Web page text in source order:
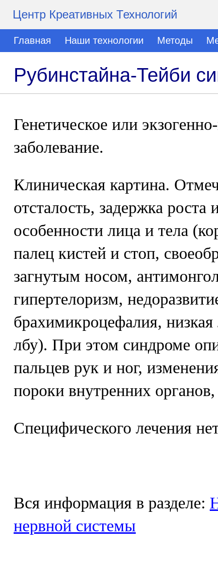
Центр Креативных Технологий
Главная Наши технологии Методы
Рубинстайна-Тейби
Генетическое или
заболевание.
Клиническая картина.
отсталость, задержка роста
особенности лица и тела
палец кистей и стоп,
загнутым носом,
гипертелоризм,
брахимикроцефалия,
лбу). При этом синдроме
пальцев рук и ног,
пороки внутренних органов,
Специфического лечения
Вся информация в разделе:
нервной системы